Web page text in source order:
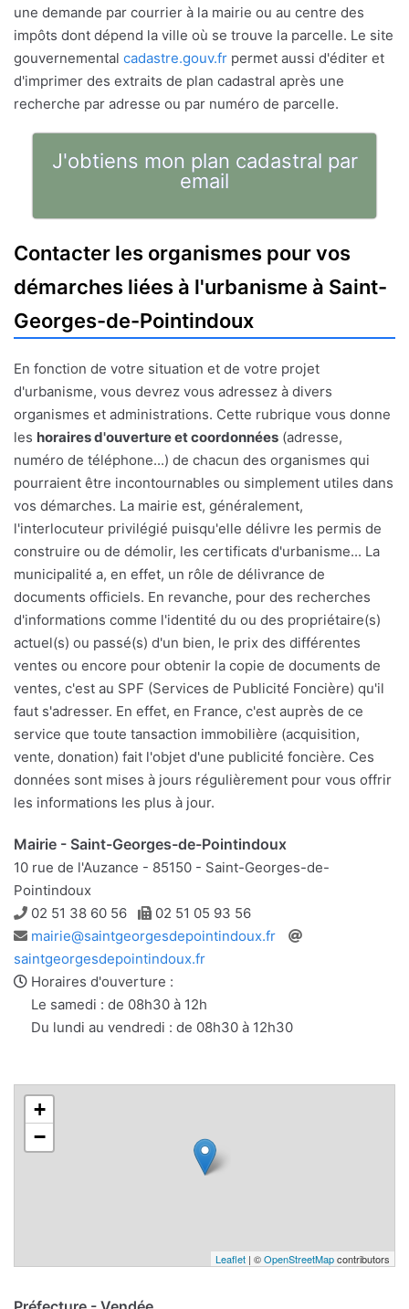
une demande par courrier à la mairie ou au centre des
impôts dont dépend la ville où se trouve la parcelle. Le site
gouvernemental cadastre.gouv.fr permet aussi d'éditer et
d'imprimer des extraits de plan cadastral après une
recherche par adresse ou par numéro de parcelle.
J'obtiens mon plan cadastral par
email
Contacter les organismes pour vos
démarches liées à l'urbanisme à Saint-
Georges-de-Pointindoux
En fonction de votre situation et de votre projet
d'urbanisme, vous devrez vous adressez à divers
organismes et administrations. Cette rubrique vous donne
les horaires d'ouverture et coordonnées (adresse,
numéro de téléphone...) de chacun des organismes qui
pourraient être incontournables ou simplement utiles dans
vos démarches. La mairie est, généralement,
l'interlocuteur privilégié puisqu'elle délivre les permis de
construire ou de démolir, les certificats d'urbanisme... La
municipalité a, en effet, un rôle de délivrance de
documents officiels. En revanche, pour des recherches
d'informations comme l'identité du ou des propriétaire(s)
actuel(s) ou passé(s) d'un bien, le prix des différentes
ventes ou encore pour obtenir la copie de documents de
ventes, c'est au SPF (Services de Publicité Foncière) qu'il
faut s'adresser. En effet, en France, c'est auprès de ce
service que toute tansaction immobilière (acquisition,
vente, donation) fait l'objet d'une publicité foncière. Ces
données sont mises à jours régulièrement pour vous offrir
les informations les plus à jour.
Mairie - Saint-Georges-de-Pointindoux
10 rue de l'Auzance - 85150 - Saint-Georges-de-
Pointindoux
Téléphone
02 51 38 60 56 Télécopie
02 51 05 93 56
Adresse
e-
mail
mairie@saintgeorgesdepointindoux.fr
saintgeorgesdepointindoux.fr
Horaires d'ouverture :
Le samedi : de 08h30 à 12h
Du lundi au vendredi : de 08h30 à 12h30
+
−
Leaflet | ©OpenStreetMapcontributors